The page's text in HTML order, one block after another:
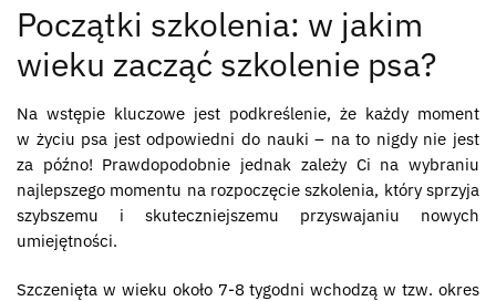
Początki szkolenia: w jakim
wieku zacząć szkolenie psa?
Na wstępie kluczowe jest podkreślenie, że każdy moment
w życiu psa jest odpowiedni do nauki – na to nigdy nie jest
za późno! Prawdopodobnie jednak zależy Ci na wybraniu
najlepszego momentu na rozpoczęcie szkolenia, który sprzyja
szybszemu i skuteczniejszemu przyswajaniu nowych
umiejętności.
Szczenięta w wieku około 7-8 tygodni wchodzą w tzw. okres